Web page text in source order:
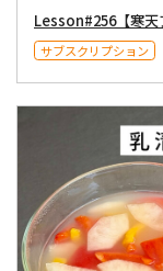
サブスクリプション